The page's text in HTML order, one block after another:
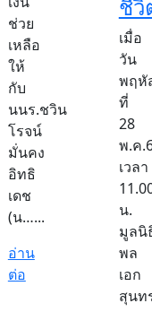
ช่วย
เหลือ
ให้
กับ
นนร.ชวิน
โรจน์
มั่นคง
อิทธิ
เดช
(น…...
อ่าน
ต่อ
ชีวิ
เมื่อ
วัน
พฤหั
ที่
28
พ.ค
เวลา
น.
มูลนิ
พล
เอก
สุนท